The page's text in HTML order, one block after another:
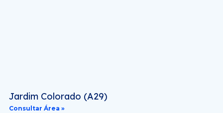
Jardim Colorado (A29)
Consultar Área »